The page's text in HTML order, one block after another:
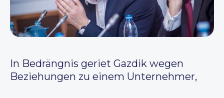
In Bedrängnis geriet Gazdik wegen
Beziehungen zu einem Unternehmer,